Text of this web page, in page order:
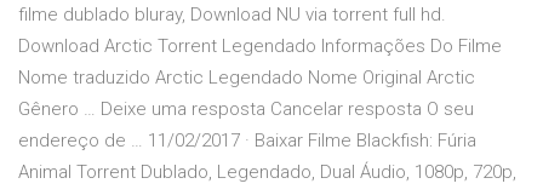
filme dublado bluray, Download NU via torrent full hd.
Download Arctic Torrent Legendado Informações Do Filme
Nome traduzido Arctic Legendado Nome Original Arctic
Gênero … Deixe uma resposta Cancelar resposta O seu
endereço de … 11/02/2017 · Baixar Filme Blackfish: Fúria
Animal Torrent Dublado, Legendado, Dual Áudio, 1080p, 720p,